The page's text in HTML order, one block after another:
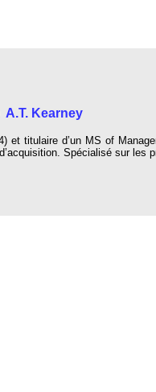
Kearney
et titulaire d’un MS of
Spécialisé sur